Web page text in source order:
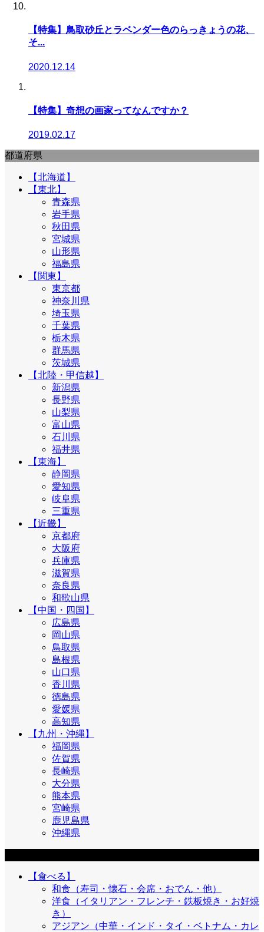
【特集】鳥取砂丘とラベンダー色のらっきょうの花、
そ...
2020.12.14
【特集】奇想の画家ってなんですか？
2019.02.17
都道府県
【北海道】
【東北】
青森県
岩手県
秋田県
宮城県
山形県
福島県
【関東】
東京都
神奈川県
埼玉県
千葉県
栃木県
群馬県
茨城県
【北陸・甲信越】
新潟県
長野県
山梨県
富山県
石川県
福井県
【東海】
静岡県
愛知県
岐阜県
三重県
【近畿】
京都府
大阪府
兵庫県
滋賀県
奈良県
和歌山県
【中国・四国】
広島県
岡山県
鳥取県
島根県
山口県
香川県
徳島県
愛媛県
高知県
【九州・沖縄】
福岡県
佐賀県
長崎県
大分県
熊本県
宮崎県
鹿児島県
沖縄県
【食べる】
和食（寿司・懐石・会席・おでん・他）
洋食（イタリアン・フレンチ・鉄板焼き・お好焼
き）
アジアン（中華・インド・タイ・ベトナム・カレ